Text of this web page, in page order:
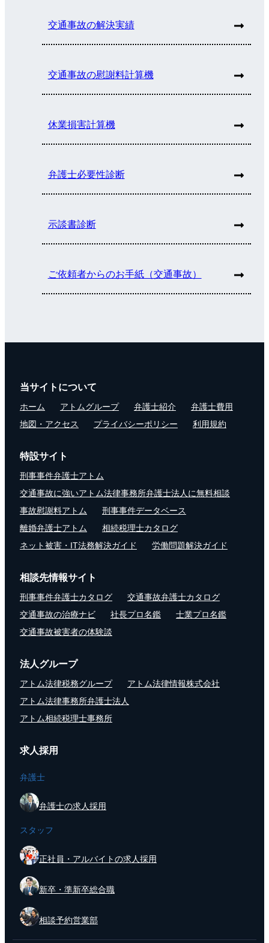
交通事故の解決実績
交通事故の慰謝料計算機
休業損害計算機
弁護士必要性診断
示談書診断
ご依頼者からのお手紙（交通事故）
当サイトについて
ホーム アトムグループ 弁護士紹介
弁護士費用
地図・アクセス
プライバシーポリシー 利用規約
特設サイト
刑事事件弁護士アトム
交通事故に強いアトム法律事務所弁護士法人に無料相談
事故慰謝料アトム
刑事事件データベース
離婚弁護士アトム
相続税理士カタログ
ネット被害・IT法務解決ガイド
労働問題解決ガイド
相談先情報サイト
刑事事件弁護士カタログ
交通事故弁護士カタログ
交通事故の治療ナビ
社長プロ名鑑
士業プロ名鑑
交通事故被害者の体験談
法人グループ
アトム法律税務グループ
アトム法律情報株式会社
アトム法律事務所弁護士法人
アトム相続税理士事務所
求人採用
弁護士
弁護士の求人採用
スタッフ
正社員・アルバイトの求人採用
新卒・準新卒総合職
相談予約営業部